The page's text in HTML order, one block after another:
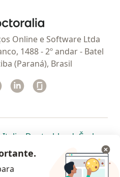
Doctoralia - Homepage
Online e Software Ltda
1488 - 2º andar - Batel
(Paraná), Brasil
num novo separador
Instagram
abre num novo separador
Linkedin
abre num novo
novo separador
abre num novo separador
Italia abre num novo
Deutschlandabre num
Česko
separador
novo separador
abre num novo separador
Brasil abre num novoabre num
abre
abre num novo